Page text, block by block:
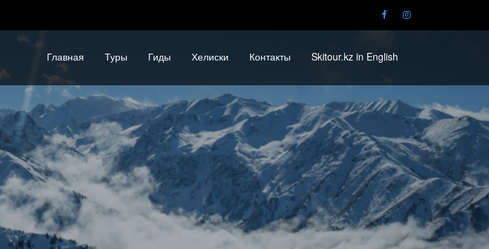
Главная Туры Гиды Хелиски Контакты Skitour.kz in English